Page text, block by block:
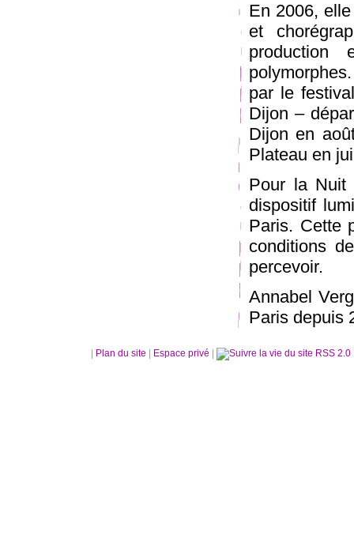
En 2006,
et
production
par le
Dijon –
Dijon en
Plateau en
Pour la Nuit
dispositif
Paris. Cette
conditions
percevoir.
Annabel
Paris depuis
Plan du site Espace privé RSS 2.0